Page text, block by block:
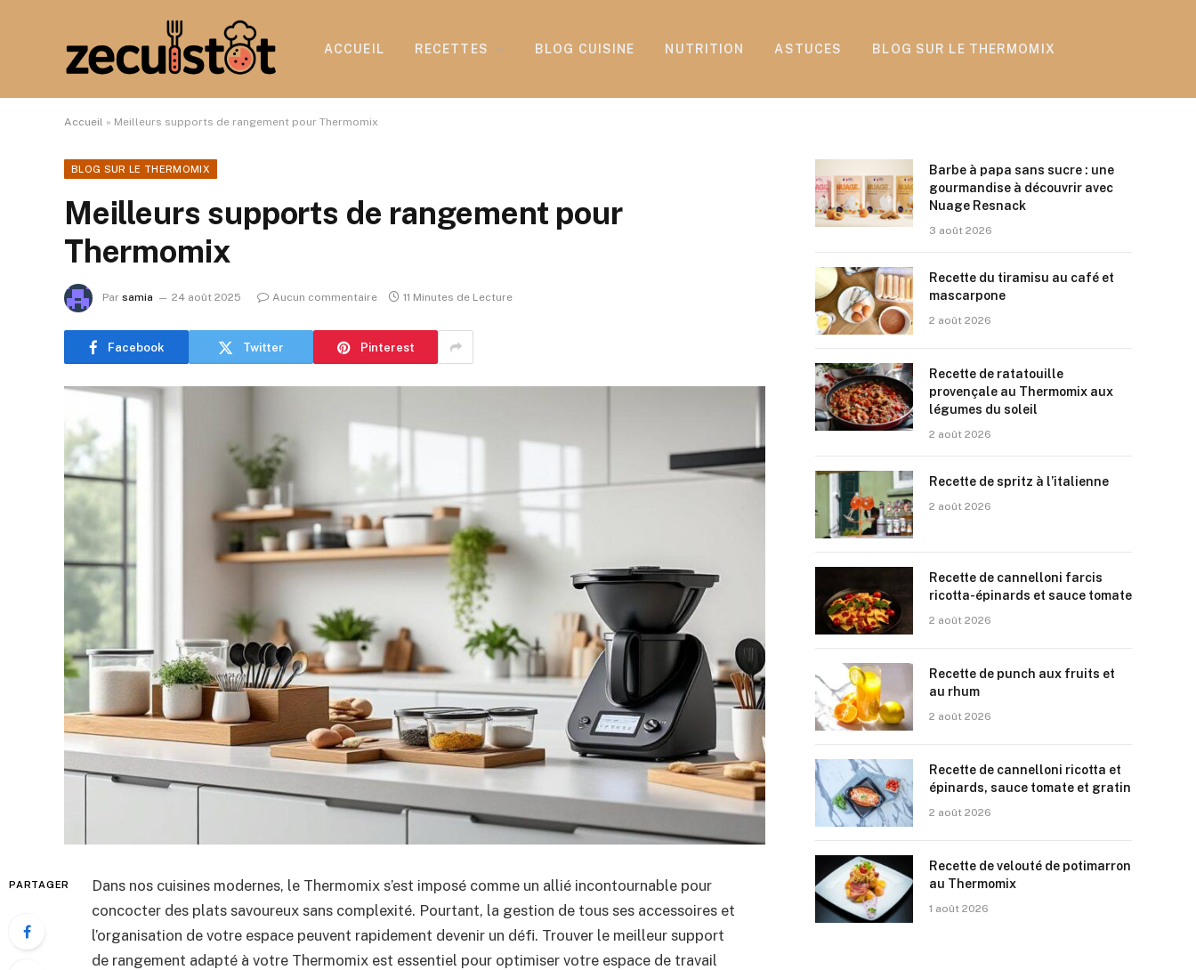
ACCUEIL RECETTES BLOG CUISINE NUTRITION ASTUCES BLOG SUR LE THERMOMIX
Accueil » Meilleurs supports de rangement pour Thermomix
BLOG SUR LE THERMOMIX
Meilleurs supports de rangement pour
Thermomix
Par samia 24 août 2025 Aucun commentaire 11 Minutes de Lecture
Facebook Twitter Pinterest
PARTAGER
Dans nos cuisines modernes, le Thermomix s’est imposé comme un allié incontournable pour
concocter des plats savoureux sans complexité. Pourtant, la gestion de tous ses accessoires et
l’organisation de votre espace peuvent rapidement devenir un défi. Trouver le meilleur support
de rangement adapté à votre Thermomix est essentiel pour optimiser votre espace de travail
Barbe à papa sans sucre : une
gourmandise à découvrir avec
Nuage Resnack
3 août 2026
Recette du tiramisu au café et
mascarpone
2 août 2026
Recette de ratatouille
provençale au Thermomix aux
légumes du soleil
2 août 2026
Recette de spritz à l’italienne
2 août 2026
Recette de cannelloni farcis
ricotta-épinards et sauce tomate
2 août 2026
Recette de punch aux fruits et
au rhum
2 août 2026
Recette de cannelloni ricotta et
épinards, sauce tomate et gratin
2 août 2026
Recette de velouté de potimarron
au Thermomix
1 août 2026